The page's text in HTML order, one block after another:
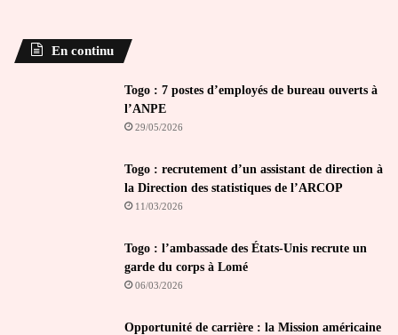
En continu
Togo : 7 postes d’employés de bureau ouverts à
l’ANPE
29/05/2026
Togo : recrutement d’un assistant de direction à
la Direction des statistiques de l’ARCOP
11/03/2026
Togo : l’ambassade des États-Unis recrute un
garde du corps à Lomé
06/03/2026
Opportunité de carrière : la Mission américaine